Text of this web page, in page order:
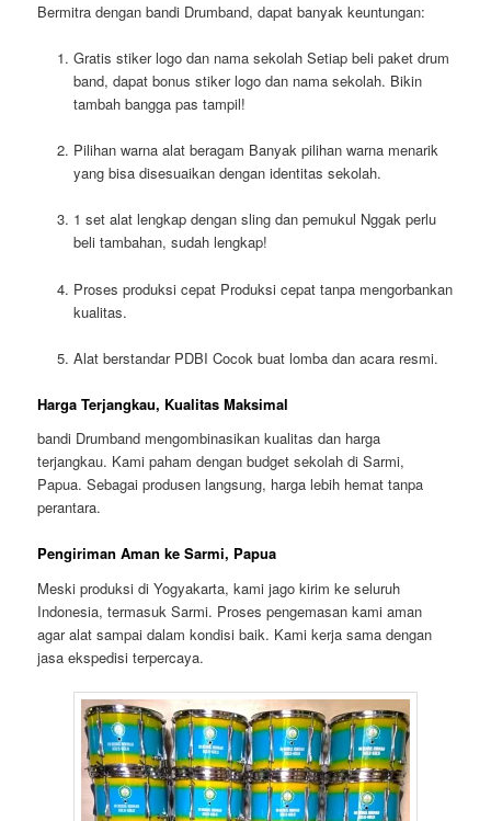
Bermitra dengan bandi Drumband, dapat banyak keuntungan:
Gratis stiker logo dan nama sekolahSetiap beli paket drum
band, dapat bonus stiker logo dan nama sekolah. Bikin
tambah bangga pas tampil!
Pilihan warna alat beragam Banyak pilihan warna menarik
yang bisa disesuaikan dengan identitas sekolah.
1 set alat lengkap dengan sling dan pemukul Nggak perlu
beli tambahan, sudah lengkap!
Proses produksi cepatProduksi cepat tanpa mengorbankan
kualitas.
Alat berstandar PDBI Cocok buat lomba dan acara resmi.
Harga Terjangkau, Kualitas Maksimal
bandi Drumband mengombinasikan kualitas dan harga
terjangkau. Kami paham dengan budget sekolah di Sarmi,
Papua. Sebagai produsen langsung, harga lebih hemat tanpa
perantara.
Pengiriman Aman ke Sarmi, Papua
Meski produksi di Yogyakarta, kami jago kirim ke seluruh
Indonesia, termasuk Sarmi. Proses pengemasan kami aman
agar alat sampai dalam kondisi baik. Kami kerja sama dengan
jasa ekspedisi terpercaya.